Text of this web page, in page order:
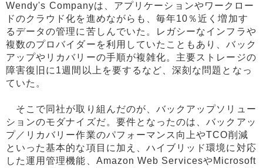
Wendy's Companyは、アプリケーションやワークロー
ドのクラウド化を進めながらも、毎年10％近く増加す
るデータの管理に苦しんでいた。レガシーなインフラや
複数のプロバイダーを利用していたこともあり、バック
アップやリカバリーの手順が複雑化。主要ストレージの
障害復旧に1週間以上を要するなど、深刻な問題となっ
ていた。
そこで同社が取り組んだのが、バックアップソリュー
ションのモダナイズだ。要件となったのは、バックアッ
プ／リカバリー作業のパフォーマンス向上やTCO削減
といった基本的な項目に加え、ハイブリッド環境に対応
した運用管理機能、Amazon Web ServicesやMicrosoft